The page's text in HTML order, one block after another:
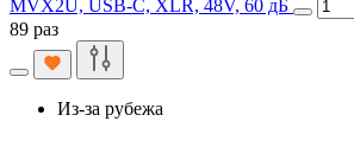
MVX2U, USB-C, XLR, 48V, 60 дБ
89 раз
Из-за рубежа